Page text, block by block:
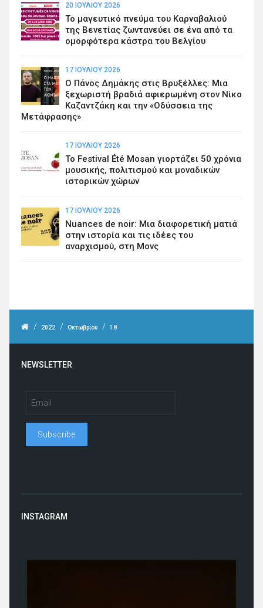
20 ΙΟΥΛΊΟΥ 2026
Το μαγευτικό πνεύμα του Καρναβαλιού
της Βενετίας ζωντανεύει σε ένα από τα
ομορφότερα κάστρα του Βελγίου
17 ΙΟΥΛΊΟΥ 2026
Ο Πάνος Δημάκης στις Βρυξέλλες: Μια
ξεχωριστή βραδιά αφιερωμένη στον Νίκο
Καζαντζάκη και την «Οδύσσεια της
Μετάφρασης»
17 ΙΟΥΛΊΟΥ 2026
Το Festival Été Mosan γιορτάζει 50 χρόνια
μουσικής, πολιτισμού και μοναδικών
ιστορικών χώρων
17 ΙΟΥΛΊΟΥ 2026
Nuances de noir: Μια διαφορετική ματιά
στην ιστορία και τις ιδέες του
αναρχισμού, στη Μονς
/ 2022 / Οκτωβρίου / 18
NEWSLETTER
INSTAGRAM